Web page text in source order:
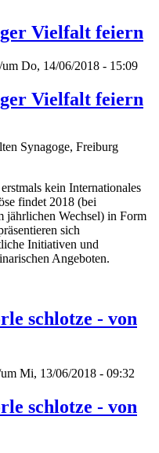
Vielfalt feiern
um Do, 14/06/2018 - 15:09
Vielfalt feiern
Synagoge, Freiburg
kein Internationales
findet 2018 (bei
jährlichen Wechsel) in Form
sich
Initiativen und
Angeboten.
schlotze - von
Mi, 13/06/2018 - 09:32
schlotze - von